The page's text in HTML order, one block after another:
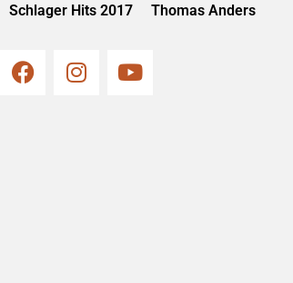
Schlager Hits 2017 Thomas Anders